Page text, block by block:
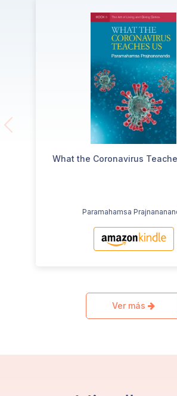
What the Coronavirus
Paramahamsa
Ver más